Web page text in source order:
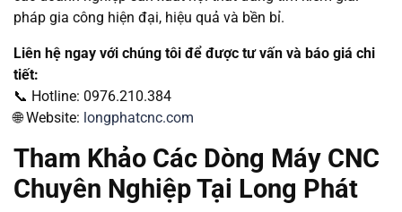
pháp gia công hiện đại, hiệu quả và bền bỉ.
Liên hệ ngay với chúng tôi để được tư vấn và báo giá chi
tiết:
📞 Hotline: 0976.210.384
🌐 Website: longphatcnc.com
Tham Khảo Các Dòng Máy CNC
Chuyên Nghiệp Tại Long Phát